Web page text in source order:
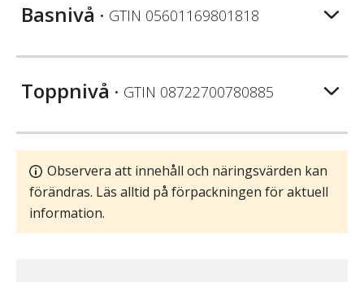
Basnivå • GTIN 05601169801818
Toppnivå • GTIN 08722700780885
Observera att innehåll och näringsvärden kan
förändras. Läs alltid på förpackningen för aktuell
information.